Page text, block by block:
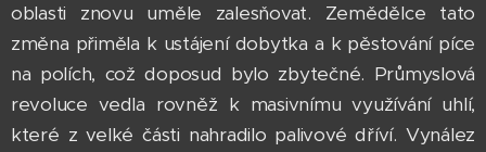
oblasti znovu uměle zalesňovat. Zemědělce tato
změna přiměla k ustájení dobytka a k pěstování píce
na polích, což doposud bylo zbytečné. Průmyslová
revoluce vedla rovněž k masivnímu využívání uhlí,
které z velké části nahradilo palivové dříví. Vynález